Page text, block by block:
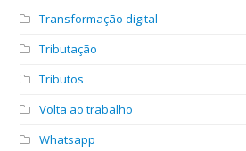
Transformação digital
Tributação
Tributos
Volta ao trabalho
Whatsapp